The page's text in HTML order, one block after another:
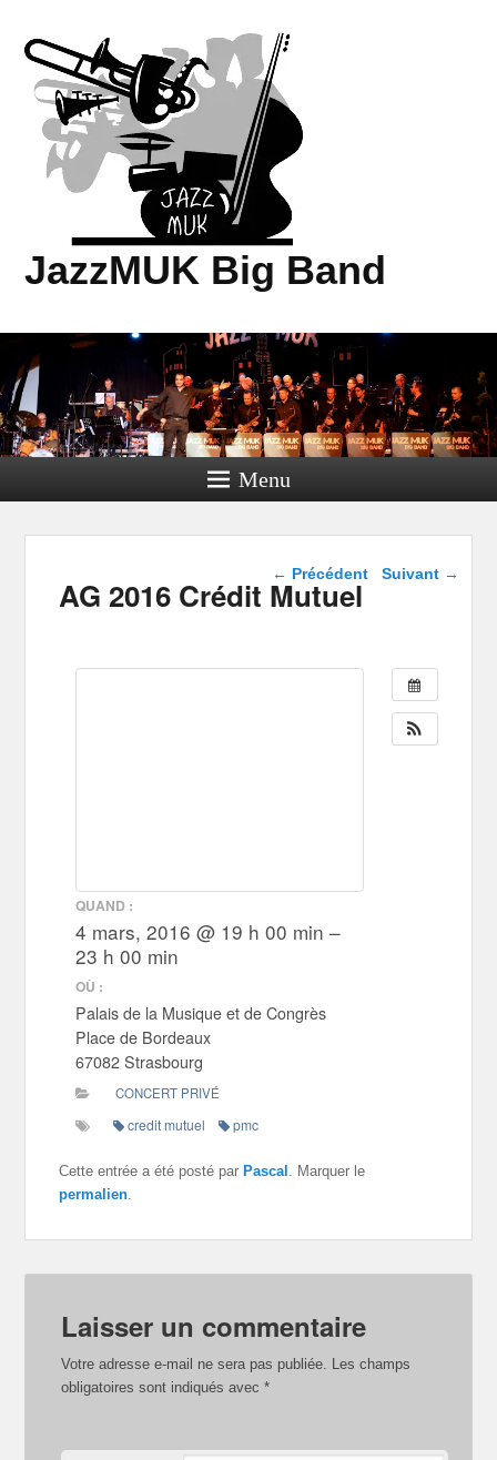
JazzMUK Big Band
Menu
Navigation dans les
← Précédent Suivant →
AG 2016 Crédit Mutuel
QUAND :
4 mars, 2016 @ 19 h 00 min –
23 h 00 min
OÙ :
Palais de la Musique et de Congrès
Place de Bordeaux
67082 Strasbourg
CONCERT PRIVÉ
credit mutuel pmc
Cette entrée a été posté par Pascal . Marquer le
permalien.
Laisser un commentaire
Votre adresse e-mail ne sera pas publiée. Les champs
obligatoires sont indiqués avec*